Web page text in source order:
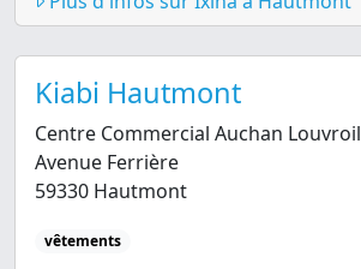
Kiabi Hautmont
Centre Commercial Auchan Louvroil
Avenue Ferrière
59330 Hautmont
vêtements